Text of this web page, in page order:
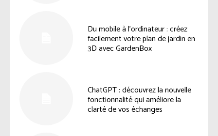
Du mobile à l’ordinateur : créez
facilement votre plan de jardin en
3D avec GardenBox
ChatGPT : découvrez la nouvelle
fonctionnalité qui améliore la
clarté de vos échanges